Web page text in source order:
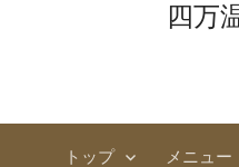
四万
トップ メニュー